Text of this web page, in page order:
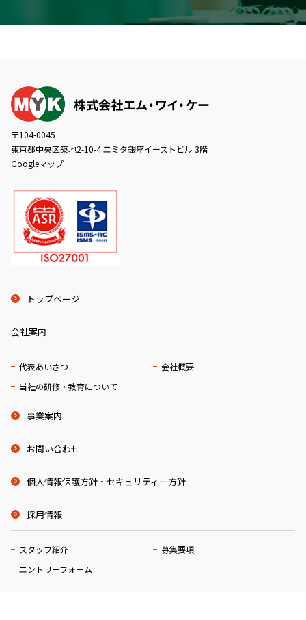
〒104-0045
東京都中央区築地2-10-4 エミタ銀座イーストビル 3階
Googleマップ
トップページ
会社案内
代表あいさつ
会社概要
当社の研修・教育について
事業案内
お問い合わせ
個人情報保護方針・セキュリティー方針
採用情報
スタッフ紹介
募集要項
エントリーフォーム